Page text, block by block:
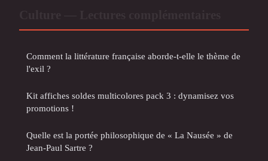
Comment la littérature française aborde-t-elle le thème de
l'exil ?
Kit affiches soldes multicolores pack 3 : dynamisez vos
promotions !
Quelle est la portée philosophique de « La Nausée » de
Jean-Paul Sartre ?